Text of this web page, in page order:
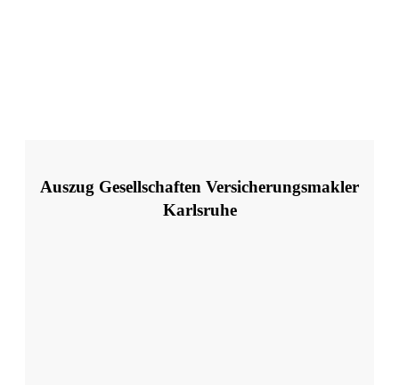
Auszug Gesellschaften Versicherungsmakler
Karlsruhe